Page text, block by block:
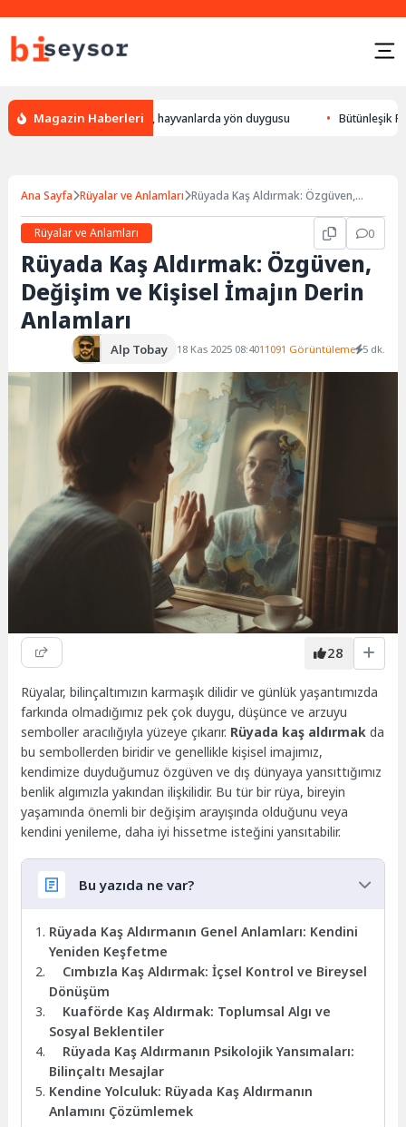
Magazin Haberleri
leylek yön bulması, hayvanlarda yön duygusu Bütünleşik
Ana Sayfa Rüyalar ve Anlamları Rüyada Kaş Aldırmak: Özgüven,
Rüyalar ve Anlamları 0
Rüyada Kaş Aldırmak: Özgüven,
Değişim ve Kişisel İmajın Derin
Anlamları
Alp Tobay 18 Kas 2025 08:4011091 Görüntüleme 5 dk.
28
Rüyalar, bilinçaltımızın karmaşık dilidir ve günlük yaşantımızda
farkında olmadığımız pek çok duygu, düşünce ve arzuyu
semboller aracılığıyla yüzeye çıkarır. Rüyada kaş aldırmak da
bu sembollerden biridir ve genellikle kişisel imajımız,
kendimize duyduğumuz özgüven ve dış dünyaya yansıttığımız
benlik algımızla yakından ilişkilidir. Bu tür bir rüya, bireyin
yaşamında önemli bir değişim arayışında olduğunu veya
kendini yenileme, daha iyi hissetme isteğini yansıtabilir.
Bu yazıda ne var?
Rüyada Kaş Aldırmanın Genel Anlamları: Kendini
Yeniden Keşfetme
Cımbızla Kaş Aldırmak: İçsel Kontrol ve Bireysel
Dönüşüm
Kuaförde Kaş Aldırmak: Toplumsal Algı ve
Sosyal Beklentiler
Rüyada Kaş Aldırmanın Psikolojik Yansımaları:
Bilinçaltı Mesajlar
Kendine Yolculuk: Rüyada Kaş Aldırmanın
Anlamını Çözümlemek